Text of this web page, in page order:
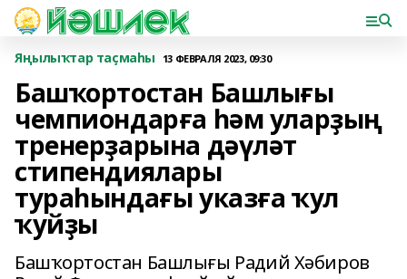
Яңылыҡтар таҫмаһы 13 ФЕВРАЛЯ 2023, 09:30
Башҡортостан Башлығы
чемпиондарға һәм уларҙың
тренерҙарына дәүләт
стипендиялары
тураһындағы указға ҡул
ҡуйҙы
Башҡортостан Башлығы Радий Хәбиров